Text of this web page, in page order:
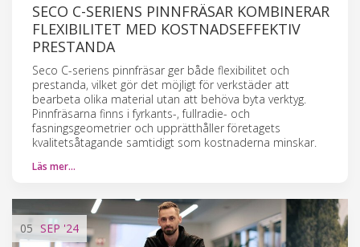
SECO C-SERIENS PINNFRÄSAR KOMBINERAR
FLEXIBILITET MED KOSTNADSEFFEKTIV
PRESTANDA
Seco C-seriens pinnfräsar ger både flexibilitet och
prestanda, vilket gör det möjligt för verkstäder att
bearbeta olika material utan att behöva byta verktyg.
Pinnfräsarna finns i fyrkants-, fullradie- och
fasningsgeometrier och upprätthåller företagets
kvalitetsåtagande samtidigt som kostnaderna minskar.
Läs mer…
05 SEP '24